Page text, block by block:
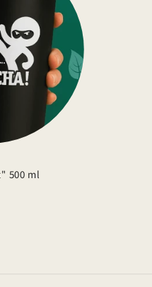
500 ml